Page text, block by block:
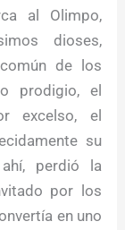
al Olimpo,
dioses,
de los
prodigio, el
excelso, el
su
perdió la
por los
en uno